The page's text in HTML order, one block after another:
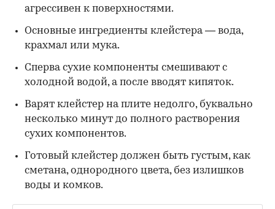
агрессивен к поверхностями.
Основные ингредиенты клейстера — вода,
крахмал или мука.
Сперва сухие компоненты смешивают с
холодной водой, а после вводят кипяток.
Варят клейстер на плите недолго, буквально
несколько минут до полного растворения
сухих компонентов.
Готовый клейстер должен быть густым, как
сметана, однородного цвета, без излишков
воды и комков.